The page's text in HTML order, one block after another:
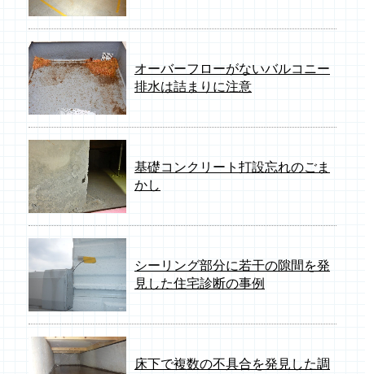
オーバーフローがないバルコニー
排水は詰まりに注意
基礎コンクリート打設忘れのごま
かし
シーリング部分に若干の隙間を発
見した住宅診断の事例
床下で複数の不具合を発見した調